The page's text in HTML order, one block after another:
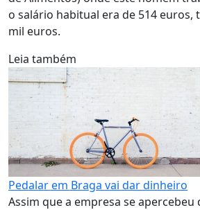
o salário habitual era de 514 euros,
mil euros.
Leia também
Pedalar em Braga vai dar dinheiro
Assim que a empresa se